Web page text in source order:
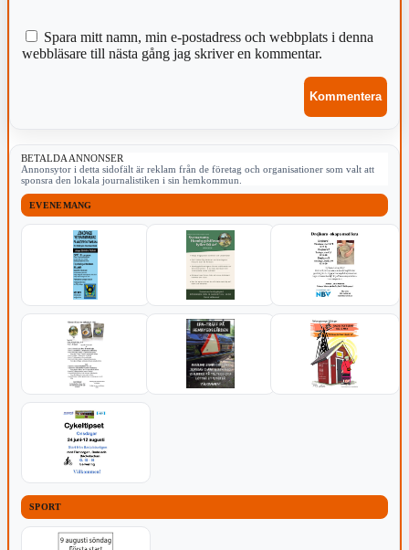
Spara mitt namn, min e-postadress och webbplats i denna
webbläsare till nästa gång jag skriver en kommentar.
BETALDA ANNONSER
Annonsytor i detta sidofält är reklam från de företag och organisationer som valt att
sponsra den lokala journalistiken i sin hemkommun.
EVENEMANG
SPORT